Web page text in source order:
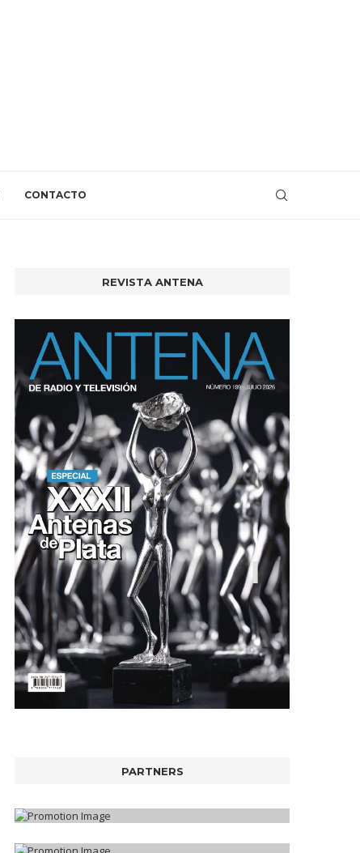
CONTACTO
REVISTA ANTENA
PARTNERS